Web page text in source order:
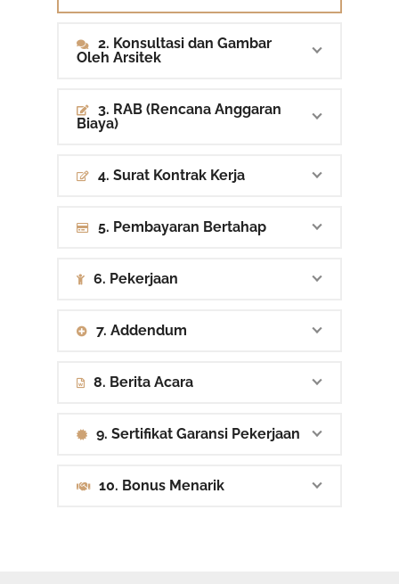
2. Konsultasi dan Gambar
Oleh Arsitek
3. RAB (Rencana Anggaran
Biaya)
4. Surat Kontrak Kerja
5. Pembayaran Bertahap
6. Pekerjaan
7. Addendum
8. Berita Acara
9. Sertifikat Garansi Pekerjaan
10. Bonus Menarik